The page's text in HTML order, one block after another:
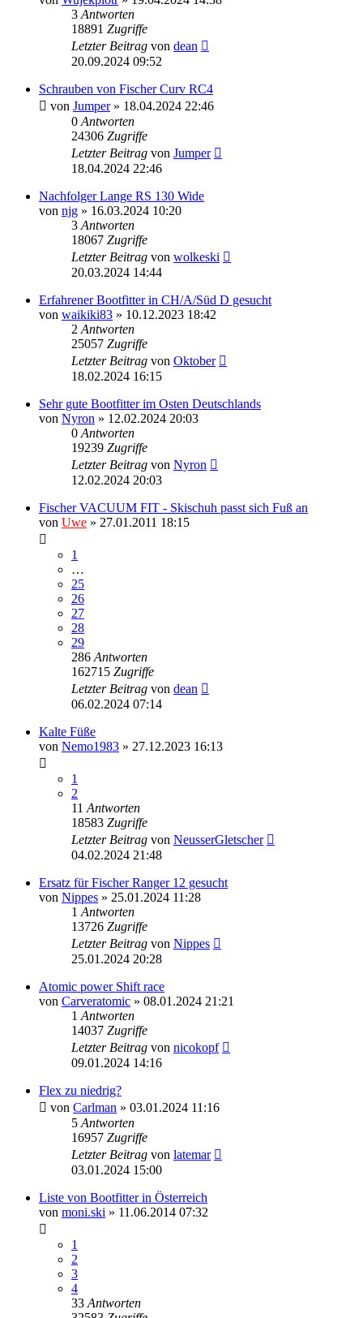
3 Antworten
18891 Zugriffe
Letzter Beitrag von dean
20.09.2024 09:52
Schrauben von Fischer Curv RC4
von Jumper» 18.04.2024 22:46
0 Antworten
24306 Zugriffe
Letzter Beitrag von Jumper
18.04.2024 22:46
Nachfolger Lange RS 130 Wide
von njg » 16.03.2024 10:20
3 Antworten
18067 Zugriffe
Letzter Beitrag von wolkeski
20.03.2024 14:44
Erfahrener Bootfitter in CH/A/Süd D gesucht
von waikiki83 » 10.12.2023 18:42
2 Antworten
25057 Zugriffe
Letzter Beitrag von Oktober
18.02.2024 16:15
Sehr gute Bootfitter im Osten Deutschlands
von Nyron » 12.02.2024 20:03
0 Antworten
19239 Zugriffe
Letzter Beitrag von Nyron
12.02.2024 20:03
Fischer VACUUM FIT - Skischuh passt sich Fuß an
von Uwe » 27.01.2011 18:15
1
…
25
26
27
28
29
286 Antworten
162715 Zugriffe
Letzter Beitrag von dean
06.02.2024 07:14
Kalte Füße
von Nemo1983 » 27.12.2023 16:13
1
2
11 Antworten
18583 Zugriffe
Letzter Beitrag von NeusserGletscher
04.02.2024 21:48
Ersatz für Fischer Ranger 12 gesucht
von Nippes » 25.01.2024 11:28
1 Antworten
13726 Zugriffe
Letzter Beitrag von Nippes
25.01.2024 20:28
Atomic power Shift race
von Carveratomic » 08.01.2024 21:21
1 Antworten
14037 Zugriffe
Letzter Beitrag von nicokopf
09.01.2024 14:16
Flex zu niedrig?
von Carlman » 03.01.2024 11:16
5 Antworten
16957 Zugriffe
Letzter Beitrag von latemar
03.01.2024 15:00
Liste von Bootfitter in Österreich
von moni.ski » 11.06.2014 07:32
1
2
3
4
33 Antworten